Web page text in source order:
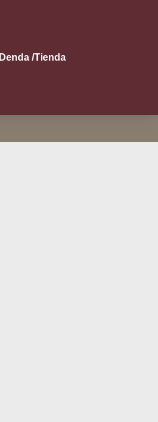
Den­da /​Tien­da